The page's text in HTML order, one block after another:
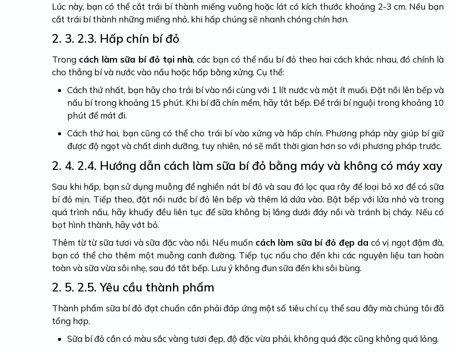
Lúc này, bạn có thể cắt trái bí thành miếng vuông hoặc lát có kích thước khoảng 2-3 cm. Nếu bạn
cắt trái bí thành những miếng nhỏ, khi hấp chúng sẽ nhanh chóng chín hơn.
2. 3. 2.3. Hấp chín bí đỏ
Trong cách làm sữa bí đỏ tại nhà, các bạn có thể nấu bí đỏ theo hai cách khác nhau, đó chính là
cho thẳng bí và nước vào nấu hoặc hấp bằng xửng. Cụ thể:
Cách thứ nhất, bạn hãy cho trái bí vào nồi cùng với 1 lít nước và một ít muối. Đặt nồi lên bếp và
nấu bí trong khoảng 15 phút. Khi bí đã chín mềm, hãy tắt bếp. Để trái bí nguội trong khoảng 10
phút để mát đi.
Cách thứ hai, bạn cũng có thể cho trái bí vào xửng và hấp chín. Phương pháp này giúp bí giữ
được độ ngọt và chất dinh dưỡng, tuy nhiên, nó sẽ mất thời gian hơn so với phương pháp trước.
2. 4. 2.4. Hướng dẫn cách làm sữa bí đỏ bằng máy và không có máy xay
Sau khi hấp, bạn sử dụng muỗng để nghiền nát bí đỏ và sau đó lọc qua rây để loại bỏ xơ để có sữa
bí đỏ mịn. Tiếp theo, đặt nồi nước bí đỏ lên bếp và thêm lá dứa vào. Bật bếp với lửa nhỏ và trong
quá trình nấu, hãy khuấy đều liên tục để sữa không bị lắng dưới đáy nồi và tránh bị cháy. Nếu có
bọt hình thành, hãy vớt bỏ.
Thêm từ từ sữa tươi và sữa đặc vào nồi. Nếu muốn cách làm sữa bí đỏ đẹp da có vị ngọt đậm đà,
bạn có thể cho thêm một muỗng canh đường. Tiếp tục nấu cho đến khi các nguyên liệu tan hoàn
toàn và sữa vừa sôi nhẹ, sau đó tắt bếp. Lưu ý không đun sữa đến khi sôi bùng.
2. 5. 2.5. Yêu cầu thành phẩm
Thành phẩm sữa bí đỏ đạt chuẩn cần phải đáp ứng một số tiêu chí cụ thể sau đây mà chúng tôi đã
tổng hợp.
Sữa bí đỏ cần có màu sắc vàng tươi đẹp, độ đặc vừa phải, không quá đặc cũng không quá lỏng.